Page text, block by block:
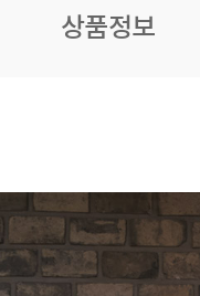
상품정보